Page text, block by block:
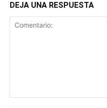
DEJA UNA RESPUESTA